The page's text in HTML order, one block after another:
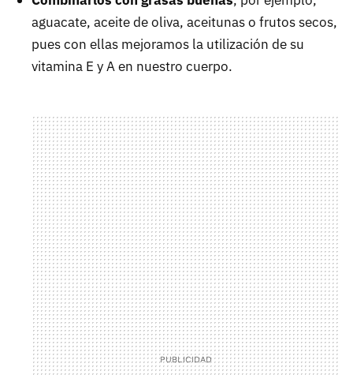
aguacate, aceite de oliva, aceitunas o frutos secos,
pues con ellas mejoramos la utilización de su
vitamina E y A en nuestro cuerpo.